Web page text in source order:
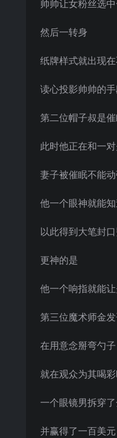
帅帅让女粉丝选
然后一转身
纸牌样式就出现
读心投影帅帅的
第二位帽子叔是
此时他正在和一
妻子被催眠不能
他一个眼神就能
以此得到大笔封
更神的是
他一个响指就能
第三位魔术师金
在用意念掰弯勺子
就在观众为其喝
一个眼镜男拆穿
并赢得了一百美元